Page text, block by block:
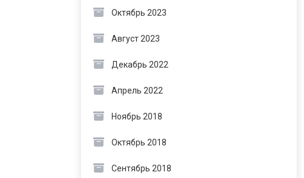
Октябрь 2023
Август 2023
Декабрь 2022
Апрель 2022
Ноябрь 2018
Октябрь 2018
Сентябрь 2018